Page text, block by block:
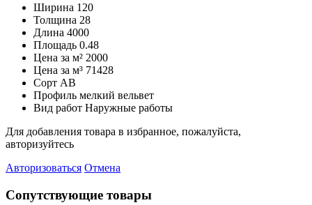
Ширина 120
Толщина 28
Длина 4000
Площадь 0.48
Цена за м² 2000
Цена за м³ 71428
Сорт AB
Профиль мелкий вельвет
Вид работ Наружные работы
Для добавления товара в избранное, пожалуйста,
авторизуйтесь
Авторизоваться Отмена
Сопутствующие товары